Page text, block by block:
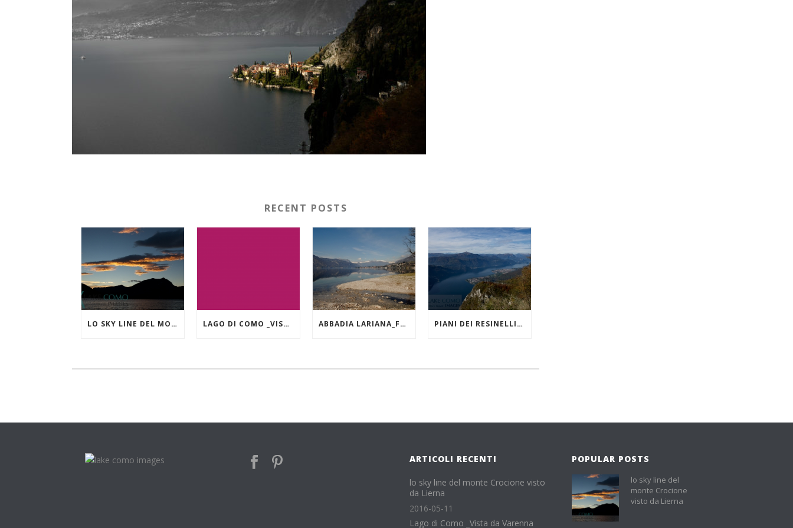
RECENT POSTS
LO SKY LINE DEL MONTE CROCIONE VISTO DA LIERNA LAGO DI COMO _VISTA DA VARENNA ABBADIA LARIANA_FOCE DEL TORRENTE ZERBO PIANI DEI RESINELLI_ FORCELLINO_VISTA VERSO NORD
ARTICOLI RECENTI
lo sky line del monte Crocione visto
da Lierna
2016-05-11
Lago di Como _Vista da Varenna
POPULAR POSTS
lo sky line del
monte Crocione
visto da Lierna